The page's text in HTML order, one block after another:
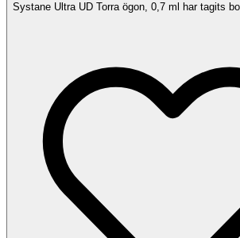
Systane Ultra UD Torra ögon, 0,7 ml har tagits